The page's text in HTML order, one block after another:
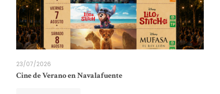
23/07/2026
Cine de Verano en Navalafuente